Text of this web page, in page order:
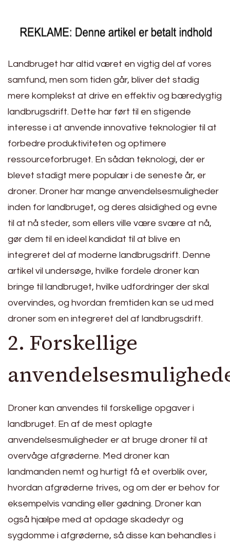
Landbruget har altid været en vigtig del af vores
samfund, men som tiden går, bliver det stadig
mere komplekst at drive en effektiv og bæredygtig
landbrugsdrift. Dette har ført til en stigende
interesse i at anvende innovative teknologier til at
forbedre produktiviteten og optimere
ressourceforbruget. En sådan teknologi, der er
blevet stadigt mere populær i de seneste år, er
droner. Droner har mange anvendelsesmuligheder
inden for landbruget, og deres alsidighed og evne
til at nå steder, som ellers ville være svære at nå,
gør dem til en ideel kandidat til at blive en
integreret del af moderne landbrugsdrift. Denne
artikel vil undersøge, hvilke fordele droner kan
bringe til landbruget, hvilke udfordringer der skal
overvindes, og hvordan fremtiden kan se ud med
droner som en integreret del af landbrugsdrift.
2. Forskellige
Droner kan anvendes til forskellige opgaver i
landbruget. En af de mest oplagte
anvendelsesmuligheder er at bruge droner til at
overvåge afgrøderne. Med droner kan
landmanden nemt og hurtigt få et overblik over,
hvordan afgrøderne trives, og om der er behov for
eksempelvis vanding eller gødning. Droner kan
også hjælpe med at opdage skadedyr og
sygdomme i afgrøderne, så disse kan behandles i